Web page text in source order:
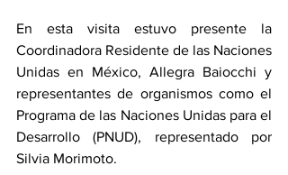
En esta visita estuvo presente la
Coordinadora Residente de las Naciones
Unidas en México, Allegra Baiocchi y
representantes de organismos como el
Programa de las Naciones Unidas para el
Desarrollo (PNUD), representado por
Silvia Morimoto.